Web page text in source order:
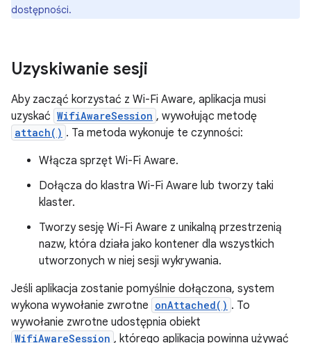
dostępności.
Uzyskiwanie sesji
Aby zacząć korzystać z Wi-Fi Aware, aplikacja musi
uzyskać WifiAwareSession , wywołując metodę
attach() . Ta metoda wykonuje te czynności:
Włącza sprzęt Wi-Fi Aware.
Dołącza do klastra Wi-Fi Aware lub tworzy taki
klaster.
Tworzy sesję Wi-Fi Aware z unikalną przestrzenią
nazw, która działa jako kontener dla wszystkich
utworzonych w niej sesji wykrywania.
Jeśli aplikacja zostanie pomyślnie dołączona, system
wykona wywołanie zwrotne onAttached() . To
wywołanie zwrotne udostępnia obiekt
WifiAwareSession , którego aplikacja powinna używać